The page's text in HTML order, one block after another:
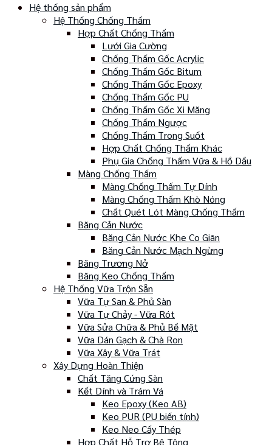
Hệ thống sản phẩm
Hệ Thống Chống Thấm
Hợp Chất Chống Thấm
Lưới Gia Cường
Chống Thấm Gốc Acrylic
Chống Thấm Gốc Bitum
Chống Thấm Gốc Epoxy
Chống Thấm Gốc PU
Chống Thấm Gốc Xi Măng
Chống Thấm Ngược
Chống Thấm Trong Suốt
Hợp Chất Chống Thấm Khác
Phụ Gia Chống Thấm Vữa & Hồ Dầu
Màng Chống Thấm
Màng Chống Thấm Tự Dính
Màng Chống Thấm Khò Nóng
Chất Quét Lót Màng Chống Thấm
Băng Cản Nước
Băng Cản Nước Khe Co Giãn
Băng Cản Nước Mạch Ngừng
Băng Trương Nở
Băng Keo Chống Thấm
Hệ Thống Vữa Trộn Sẵn
Vữa Tự San & Phủ Sàn
Vữa Tự Chảy - Vữa Rót
Vữa Sửa Chữa & Phủ Bề Mặt
Vữa Dán Gạch & Chà Ron
Vữa Xây & Vữa Trát
Xây Dựng Hoàn Thiện
Chất Tăng Cứng Sàn
Kết Dính và Trám Vá
Keo Epoxy (Keo AB)
Keo PUR (PU biến tính)
Keo Neo Cấy Thép
Hợp Chất Hỗ Trợ Bê Tông